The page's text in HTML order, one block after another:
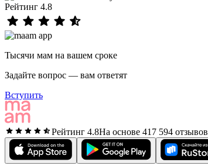
Рейтинг 4.8
Тысячи мам на вашем сроке
Задайте вопрос — вам ответят
Вступить
Рейтинг 4.8На основе 417 594 отзывов